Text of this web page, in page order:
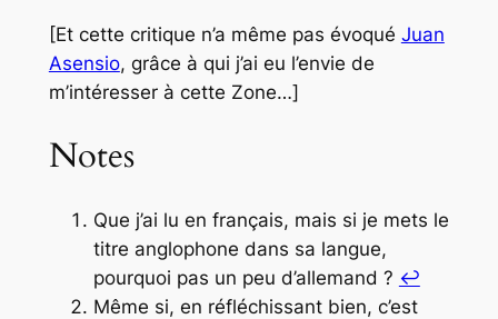
[Et cette critique n’a même pas évoqué Juan
Asensio, grâce à qui j’ai eu l’envie de
m’intéresser à cette Zone…]
Notes
Que j’ai lu en français, mais si je mets le
titre anglophone dans sa langue,
pourquoi pas un peu d’allemand ? ↩︎
Même si, en réfléchissant bien, c’est